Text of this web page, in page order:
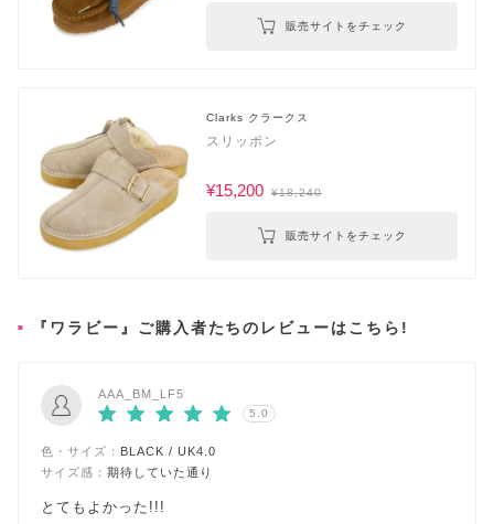
販売サイトをチェック
Clarks クラークス
スリッポン
¥15,200 ¥18,240
販売サイトをチェック
『ワラビー』ご購入者たちのレビューはこちら!
AAA_BM_LF5
5.0
色・サイズ：
BLACK / UK4.0
サイズ感： 期待していた通り
とてもよかった!!!